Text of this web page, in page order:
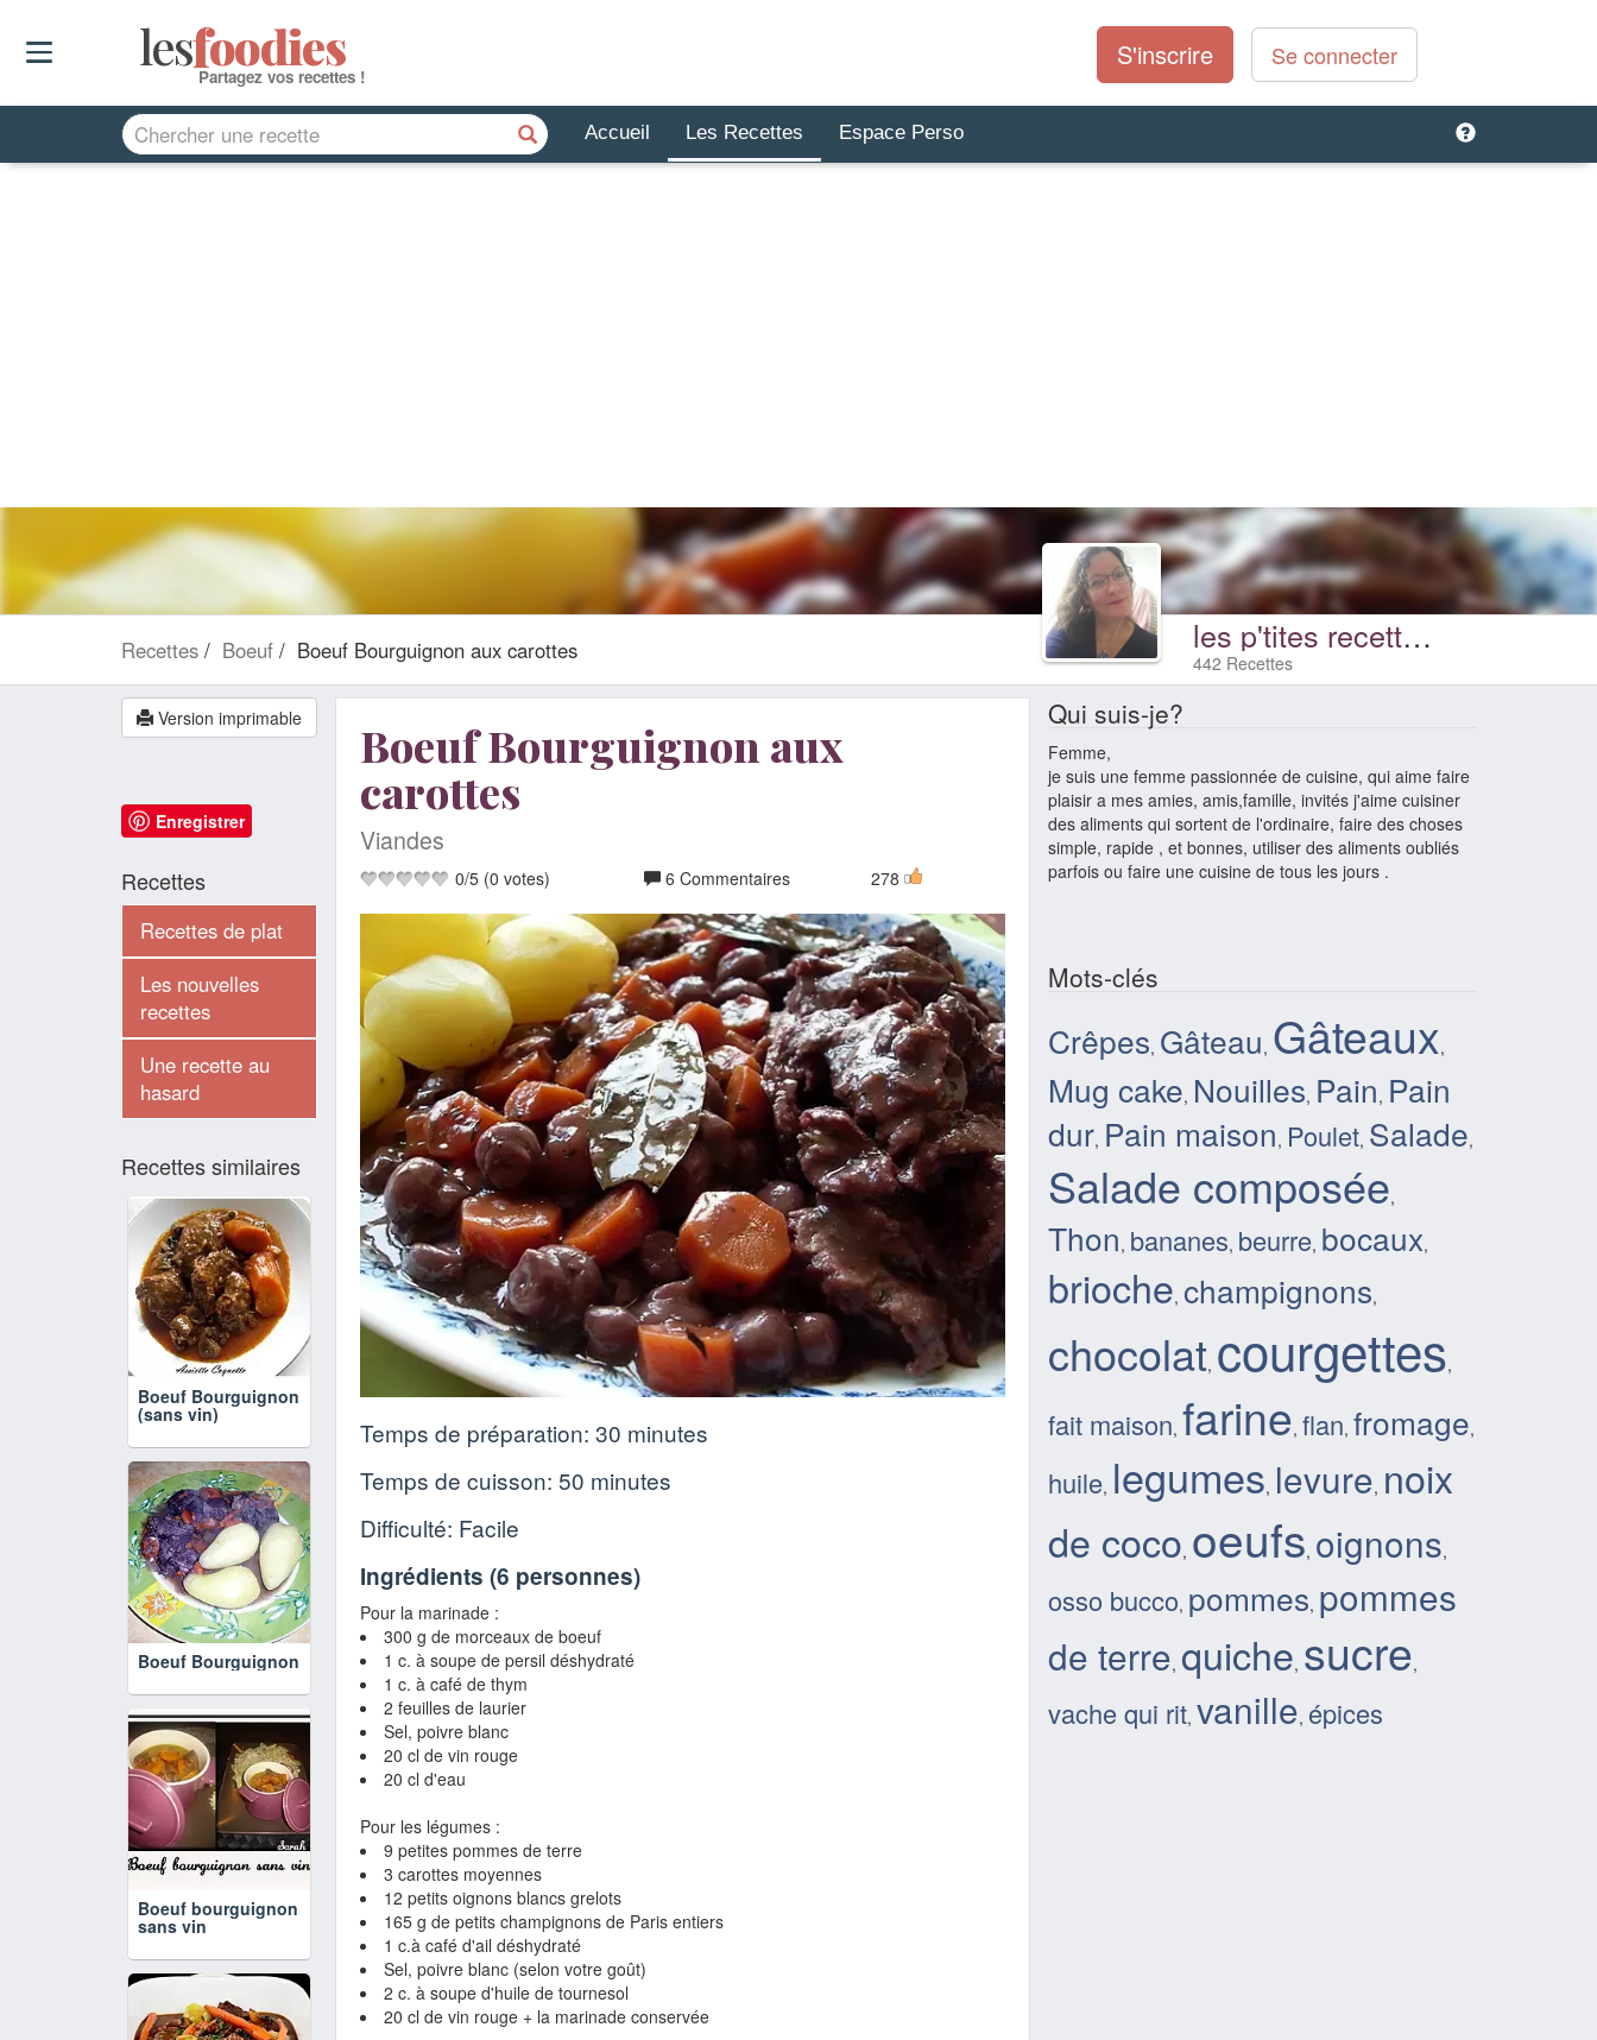
lesfoodies
Partagez vos recettes !
S'inscrire Se connecter
Accueil Les Recettes Espace Perso
Recettes Boeuf Boeuf Bourguignon aux carottes les p'tites recettes de liline
442 Recettes
Boeuf Bourguignon aux
carottes
Viandes
0/5 (0 votes) 6 Commentaires 278
Temps de préparation: 30 minutes
Temps de cuisson: 50 minutes
Difficulté: Facile
Ingrédients (6 personnes)
Pour la marinade :
300 g de morceaux de boeuf
1 c. à soupe de persil déshydraté
1 c. à café de thym
2 feuilles de laurier
Sel, poivre blanc
20 cl de vin rouge
20 cl d'eau
Pour les légumes :
9 petites pommes de terre
3 carottes moyennes
12 petits oignons blancs grelots
165 g de petits champignons de Paris entiers
1 c.à café d'ail déshydraté
Sel, poivre blanc (selon votre goût)
2 c. à soupe d'huile de tournesol
20 cl de vin rouge + la marinade conservée
Version imprimable
Enregistrer
Recettes
Recettes de plat
Les nouvelles
recettes
Une recette au
hasard
Recettes similaires
Boeuf Bourguignon
(sans vin)
Boeuf Bourguignon
Boeuf bourguignon
sans vin
Qui suis-je?
Femme,
je suis une femme passionnée de cuisine, qui aime faire
plaisir a mes amies, amis,famille, invités j'aime cuisiner
des aliments qui sortent de l'ordinaire, faire des choses
simple, rapide , et bonnes, utiliser des aliments oubliés
parfois ou faire une cuisine de tous les jours .
Mots-clés
Crêpes, Gâteau, Gâteaux,
Mug cake, Nouilles, Pain, Pain
dur, Pain maison, Poulet, Salade,
Salade composée,
Thon, bananes, beurre, bocaux,
brioche, champignons,
chocolat, courgettes,
fait maison, farine, flan, fromage,
huile, legumes, levure, noix
de coco, oeufs, oignons,
osso bucco, pommes, pommes
de terre, quiche, sucre,
vache qui rit, vanille, épices